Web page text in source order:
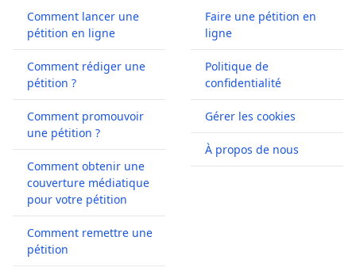
Comment lancer une
pétition en ligne
Comment rédiger une
pétition ?
Comment promouvoir
une pétition ?
Comment obtenir une
couverture médiatique
pour votre pétition
Comment remettre une
pétition
Faire une pétition en
ligne
Politique de
confidentialité
Gérer les cookies
À propos de nous